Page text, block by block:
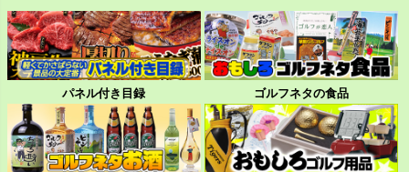
パネル付き目録 ゴルフネタの食品